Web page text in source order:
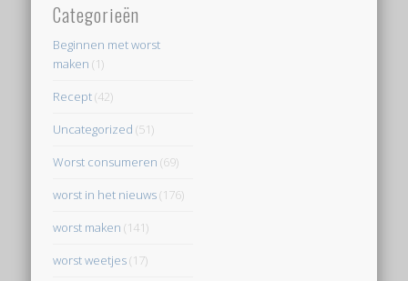
Categorieën
Beginnen met worst
maken (1)
Recept(42)
Uncategorized (51)
Worst consumeren (69)
worst in het nieuws(176)
worst maken (141)
worst weetjes(17)